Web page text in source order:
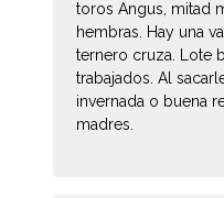
toros Angus, mitad
hembras. Hay una
ternero cruza. Lote
trabajados. Al
invernada o buena
madres.